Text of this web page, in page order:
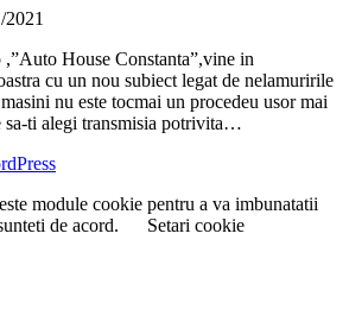
2021
House Constanta”,vine in
cu un nou subiect legat de nelamuririle
nu este tocmai un procedeu usor mai
sa-ti alegi transmisia potrivita…
module cookie pentru a va imbunatatii
de acord.
Setari cookie